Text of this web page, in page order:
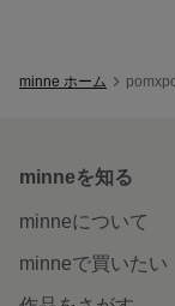
minne ホーム
minneを知る
minneについて
minneで買いたい